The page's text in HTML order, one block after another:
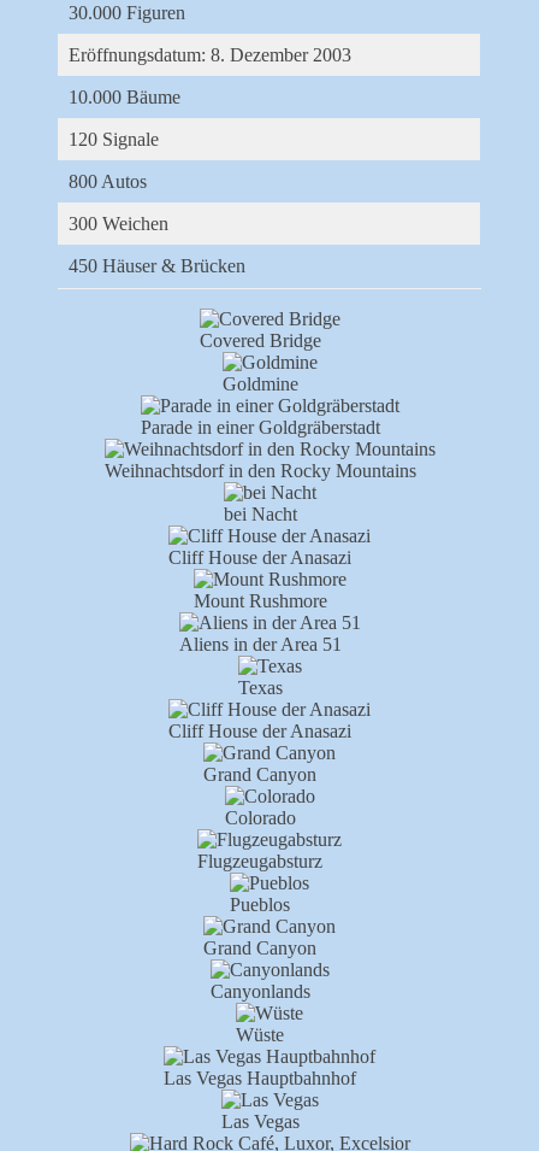
30.000 Figuren
Eröffnungsdatum: 8. Dezember 2003
10.000 Bäume
120 Signale
800 Autos
300 Weichen
450 Häuser & Brücken
Covered Bridge
Goldmine
Parade in einer Goldgräberstadt
Weihnachtsdorf in den Rocky Mountains
bei Nacht
Cliff House der Anasazi
Mount Rushmore
Aliens in der Area 51
Texas
Cliff House der Anasazi
Grand Canyon
Colorado
Flugzeugabsturz
Pueblos
Grand Canyon
Canyonlands
Wüste
Las Vegas Hauptbahnhof
Las Vegas